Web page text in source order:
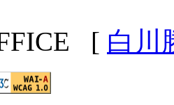
[ 白川